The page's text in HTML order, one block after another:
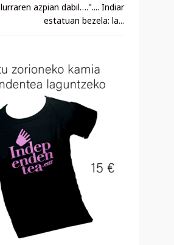
lurraren azpian dabil….".... Indiar
estatuan bezela: la...